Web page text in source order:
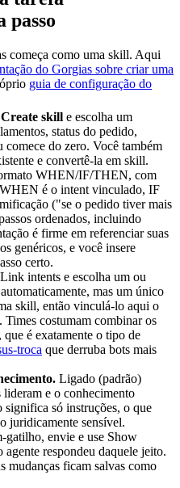
passo
começa como uma skill. Aqui
do Gorgias sobre criar uma
guia de configuração do
skill e escolha um
status do pedido,
comece do zero. Você também
e convertê-la em skill.
WHEN/IF/THEN, com
é o intent vinculado, IF
("se o pedido tiver mais
ordenados, incluindo
é firme em referenciar suas
genéricos, e você insere
certo.
intents e escolha um ou
mas um único
skill, então vinculá-lo aqui o
costumam combinar os
é exatamente o tipo de
troca que derruba bots mais
Ligado (padrão)
e o conhecimento
significa só instruções, o que
juridicamente sensível.
gatilho, envie e use Show
agente respondeu daquele jeito.
mudanças ficam salvas como